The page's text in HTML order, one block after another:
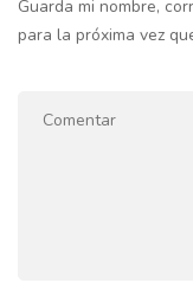
Guarda mi nombre,
para la próxima vez